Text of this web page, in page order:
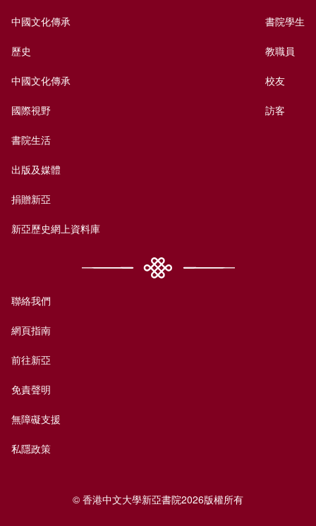
中國文化傳承
歷史
中國文化傳承
國際視野
書院生活
出版及媒體
捐贈新亞
新亞歷史網上資料庫
書院學生
教職員
校友
訪客
聯絡我們
網頁指南
前往新亞
免責聲明
無障礙支援
私隱政策
© 香港中文大學新亞書院2026版權所有